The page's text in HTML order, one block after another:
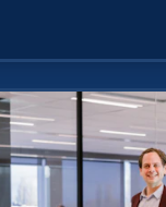
les meilleurs profils.